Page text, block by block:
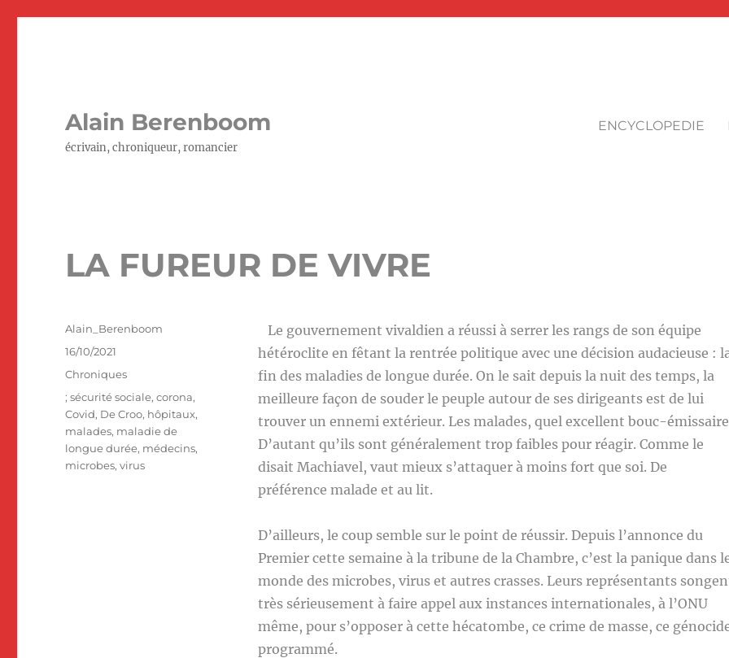
Alain Berenboom
écrivain, chroniqueur, romancier
ENCYCLOPEDIE
LA FUREUR DE VIVRE
Le gouvernement vivaldien a réussi à serrer les rangs de son équipe
hétéroclite en fêtant la rentrée politique avec une décision audacieuse :
fin des maladies de longue durée. On le sait depuis la nuit des temps, la
meilleure façon de souder le peuple autour de ses dirigeants est de lui
trouver un ennemi extérieur. Les malades, quel excellent bouc-
D’autant qu’ils sont généralement trop faibles pour réagir. Comme le
disait Machiavel, vaut mieux s’attaquer à moins fort que soi. De
préférence malade et au lit.
D’ailleurs, le coup semble sur le point de réussir. Depuis l’annonce du
Premier cette semaine à la tribune de la Chambre, c’est la panique dans
monde des microbes, virus et autres crasses. Leurs représentants
très sérieusement à faire appel aux instances internationales, à l’ONU
même, pour s’opposer à cette hécatombe, ce crime de masse, ce
programmé.
Auteur
Alain_Berenboom
Publié
le
16/10/2021
Catégories
Chroniques
Étiquettes
; sécurité sociale,corona,
Covid, De Croo, hôpitaux,
malades, maladie de
longue durée, médecins,
microbes,virus